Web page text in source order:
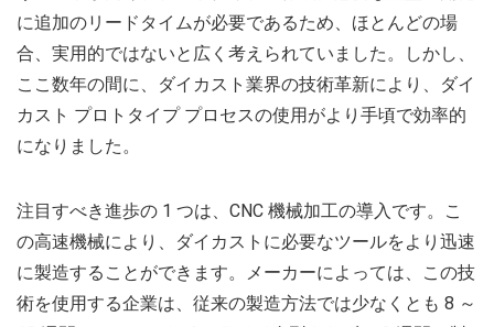
に追加のリードタイムが必要であるため、ほとんどの場
合、実用的ではないと広く考えられていました。しかし、
ここ数年の間に、ダイカスト業界の技術革新により、ダイ
カスト プロトタイプ プロセスの使用がより手頃で効率的
になりました。
注目すべき進歩の 1 つは、CNC 機械加工の導入です。こ
の高速機械により、ダイカストに必要なツールをより迅速
に製造することができます。メーカーによっては、この技
術を使用する企業は、従来の製造方法では少なくとも 8 ～